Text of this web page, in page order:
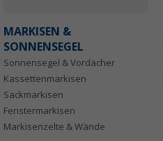
MARKISEN &
SONNENSEGEL
Sonnensegel & Vordächer
Kassettenmarkisen
Sackmarkisen
Fenstermarkisen
Markisenzelte & Wände